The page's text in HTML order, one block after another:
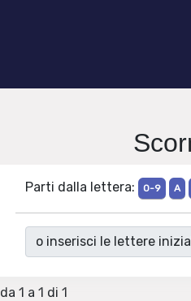
Parti dalla lettera: 0-9 A
o inserisci le lettere
1 a 1 di 1